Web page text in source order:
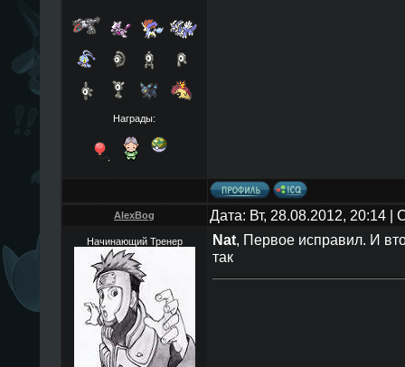
Награды:
AlexBog Дата: Вт, 28.08.2012, 20:14
Начинающий Тренер Nat, Первое исправил. И
так